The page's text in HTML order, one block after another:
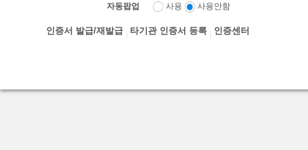
자동팝업 사용 사용안함
인증서 발급/재발급 타기관 인증서 등록 인증센터